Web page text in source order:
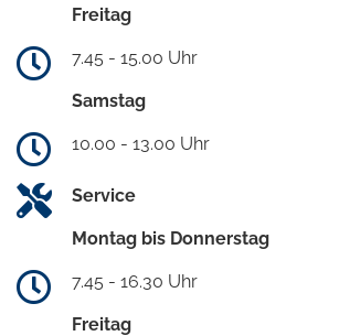
Freitag
7.45 - 15.00 Uhr
Samstag
10.00 - 13.00 Uhr
Service
Montag bis Donnerstag
7.45 - 16.30 Uhr
Freitag